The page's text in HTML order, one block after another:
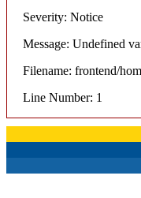
Severity: Notice
Message: Undefined
Filename: frontend/
Line Number: 1